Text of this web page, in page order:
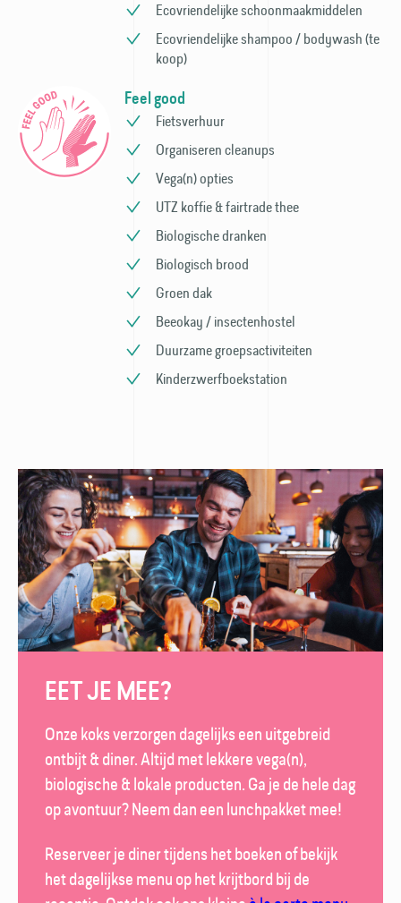
Ecovriendelijke schoonmaak­middelen
Ecovriendelijke shampoo / bodywash (te
koop)
Feel good
Fietsverhuur
Organiseren cleanups
Vega(n) opties
UTZ koffie & fairtrade thee
Biologische dranken
Biologisch brood
Groen dak
Beeokay / insectenhostel
Duurzame groeps­activiteiten
Kinder­zwerfboek­station
EET JE MEE?
Onze koks verzorgen dagelijks een uitgebreid
ontbijt & diner. Altijd met lekkere vega(n),
biologische & lokale producten. Ga je de hele dag
op avontuur? Neem dan een lunch­pakket mee!
Reserveer je diner tijdens het boeken of bekijk
het dagelijkse menu op het krijt­bord bij de